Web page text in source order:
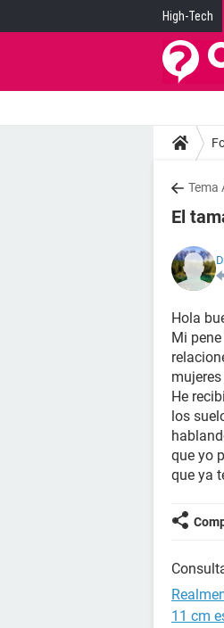
High-Tech
Tema
El
Hola
Mi
He
los
que yo
que ya
11 cm